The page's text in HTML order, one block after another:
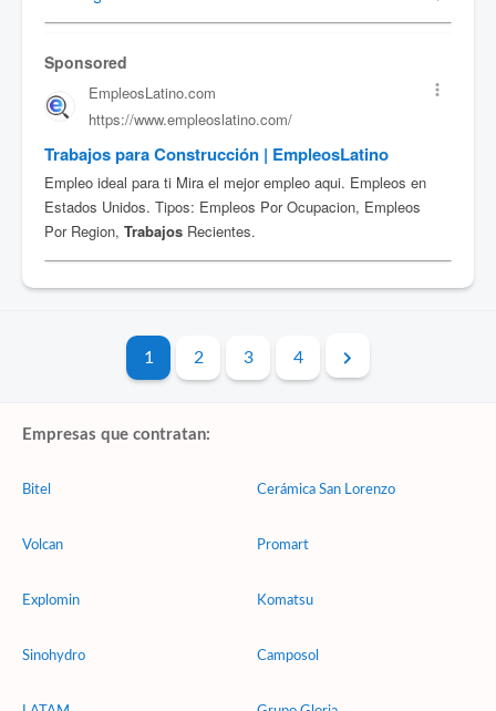
1 2 3 4
Empresas que contratan:
Bitel
Volcan
Explomin
Sinohydro
Cerámica San Lorenzo
Promart
Komatsu
Camposol